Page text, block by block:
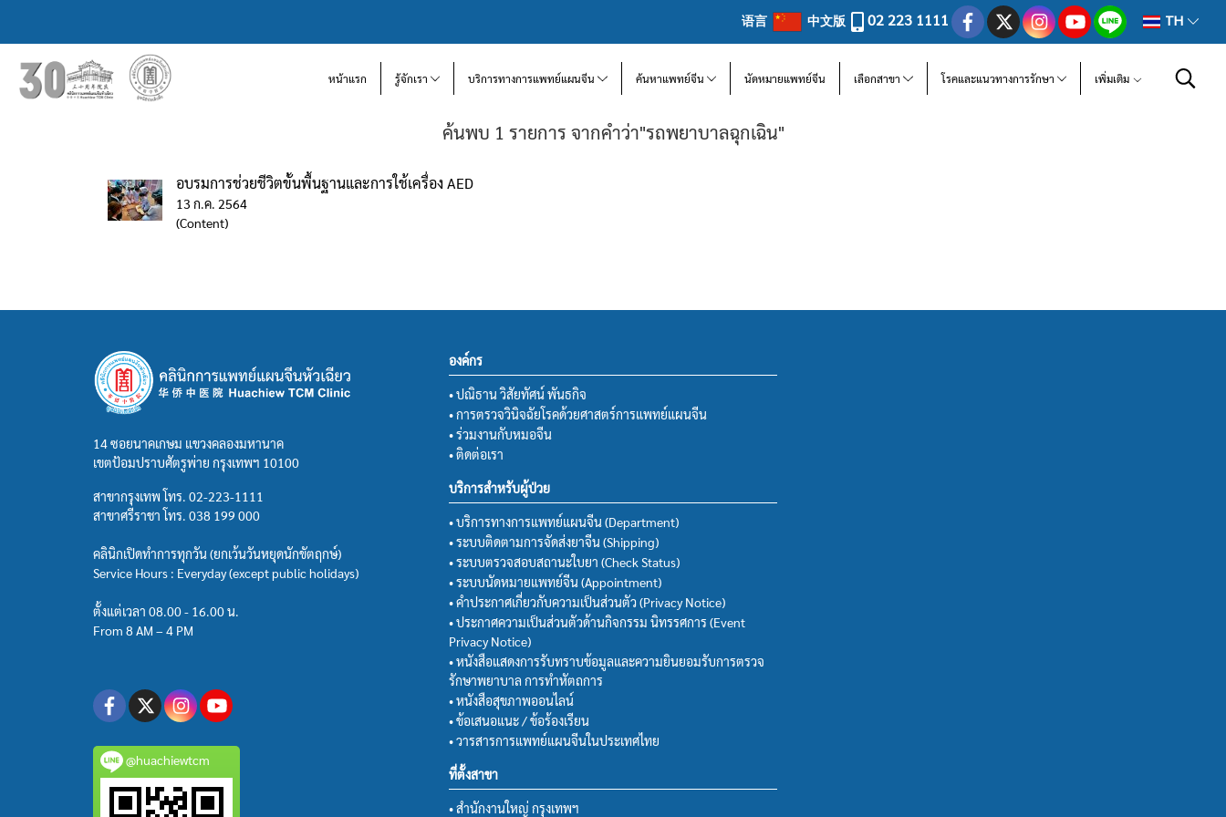
语言 中文版 02 223 1111 TH
หน้าแรก รู้จักเรา บริการทางการแพทย์แผนจีน ค้นหาแพทย์จีน นัดหมายแพทย์จีน เลือกสาขา โรคและแนวทางการรักษา เพิ่มเติม
ค้นพบ 1 รายการ จากคำว่า"รถพยาบาลฉุกเฉิน"
อบรมการช่วยชีวิตขั้นพื้นฐานและการใช้เครื่อง AED
13 ก.ค. 2564
(Content)
14 ซอยนาคเกษม แขวงคลองมหานาค
เขตป้อมปราบศัตรูพ่าย กรุงเทพฯ 10100
สาขากรุงเทพ โทร. 02-223-1111
สาขาศรีราชา โทร. 038 199 000
คลินิกเปิดทำการทุกวัน (ยกเว้นวันหยุดนักขัตฤกษ์)
Service Hours : Everyday (except public holidays)
ตั้งแต่เวลา 08.00 - 16.00 น.
From 8 AM – 4 PM
@huachiewtcm
องค์กร
• ปณิธาน วิสัยทัศน์ พันธกิจ
• การตรวจวินิจฉัยโรคด้วยศาสตร์การแพทย์แผนจีน
• ร่วมงานกับหมอจีน
• ติดต่อเรา
บริการสำหรับผู้ป่วย
• บริการทางการแพทย์แผนจีน (Department)
• ระบบติดตามการจัดส่งยาจีน (Shipping)
• ระบบตรวจสอบสถานะใบยา (Check Status)
• ระบบนัดหมายแพทย์จีน (Appointment)
• คำประกาศเกี่ยวกับความเป็นส่วนตัว (Privacy Notice)
• ประกาศความเป็นส่วนตัวด้านกิจกรรม นิทรรศการ (Event
Privacy Notice)
• หนังสือแสดงการรับทราบข้อมูลและความยินยอมรับการตรวจ
รักษาพยาบาล การทำหัตถการ
• หนังสือสุขภาพออนไลน์
• ข้อเสนอแนะ / ข้อร้องเรียน
• วารสารการแพทย์แผนจีนในประเทศไทย
ที่ตั้งสาขา
• สำนักงานใหญ่ กรุงเทพฯ